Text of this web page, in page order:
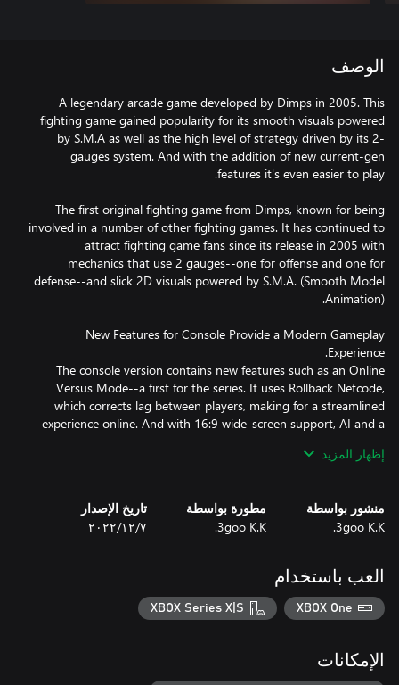
الوصف
A legendary arcade game developed by Dimps in 2005. This
fighting game gained popularity for its smooth visuals powered
by S.M.A as well as the high level of strategy driven by its 2-
gauges system. And with the addition of new current-gen
The first original fighting game from Dimps, known for being
involved in a number of other fighting games. It has continued to
attract fighting game fans since its release in 2005 with
mechanics that use 2 gauges--one for offense and one for
defense--and slick 2D visuals powered by S.M.A. (Smooth Model
New Features for Console Provide a Modern Gameplay
The console version contains new features such as an Online
Versus Mode--a first for the series. It uses Rollback Netcode,
which corrects lag between players, making for a streamlined
experience online. And with 16:9 wide-screen support, AI and a
character colors, button assignment for Boost Dive, and an
updated training mode including character-specific gauge and
struck the eastern area of a nation. It wiped out the financial
إظهار المزيد
منشور بواسطة
3goo K.K.
مطورة بواسطة
3goo K.K.
تاريخ الإصدار
٧‏/١٢‏/٢٠٢٢
العب باستخدام
XBOX One
XBOX Series X|S
الإمكانات